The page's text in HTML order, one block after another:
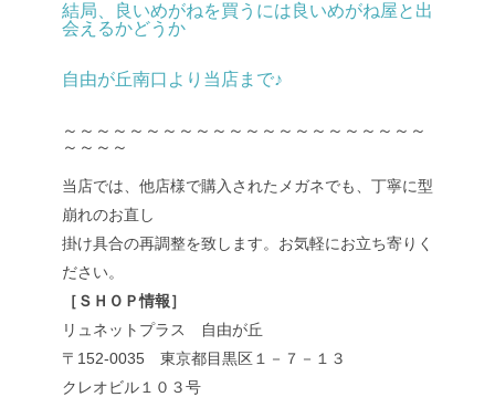
結局、良いめがねを買うには良いめがね屋と出
会えるかどうか
自由が丘南口より当店まで♪
～～～～～～～～～～～～～～～～～～～～～～
～～～～
当店では、他店様で購入されたメガネでも、丁寧に型
崩れのお直し
掛け具合の再調整を致します。お気軽にお立ち寄りく
ださい。
［ＳＨＯＰ情報］
リュネットプラス 自由が丘
〒152-0035 東京都目黒区１－７－１３
クレオビル１０３号